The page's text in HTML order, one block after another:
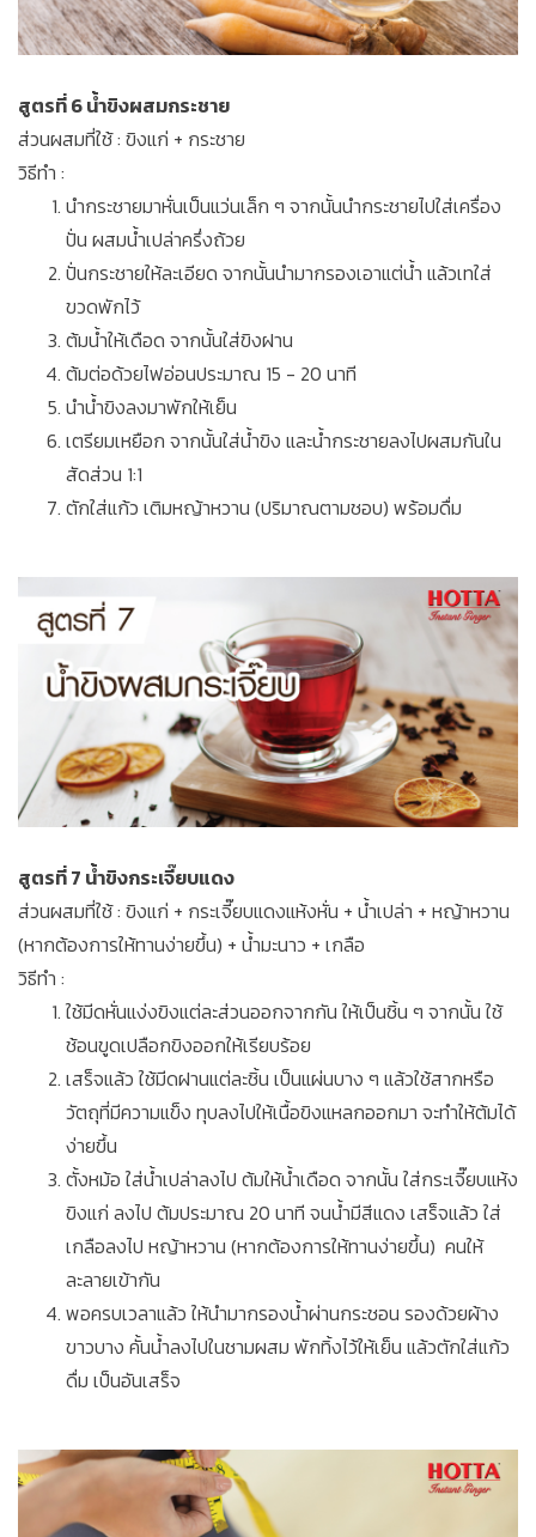
สูตรที่ 6 น้ำขิงผสมกระชาย
ส่วนผสมที่ใช้ : ขิงแก่ + กระชาย
วิธีทำ :
นำกระชายมาหั่นเป็นแว่นเล็ก ๆ จากนั้นนำกระชายไปใส่เครื่อง
ปั่น ผสมน้ำเปล่าครึ่งถ้วย
ปั่นกระชายให้ละเอียด จากนั้นนำมากรองเอาแต่น้ำ แล้วเทใส่
ขวดพักไว้
ต้มน้ำให้เดือด จากนั้นใส่ขิงฝาน
ต้มต่อด้วยไฟอ่อนประมาณ 15 - 20 นาที
นำน้ำขิงลงมาพักให้เย็น
เตรียมเหยือก จากนั้นใส่น้ำขิง และน้ำกระชายลงไปผสมกันใน
สัดส่วน 1:1
ตักใส่แก้ว เติมหญ้าหวาน (ปริมาณตามชอบ) พร้อมดื่ม
สูตรที่ 7 น้ำขิงกระเจี๊ยบแดง
ส่วนผสมที่ใช้ : ขิงแก่ + กระเจี๊ยบแดงแห้งหั่น + น้ำเปล่า + หญ้าหวาน
(หากต้องการให้ทานง่ายขึ้น) + น้ำมะนาว + เกลือ
วิธีทำ :
ใช้มีดหั่นแง่งขิงแต่ละส่วนออกจากกัน ให้เป็นชิ้น ๆ จากนั้น ใช้
ช้อนขูดเปลือกขิงออกให้เรียบร้อย
เสร็จแล้ว ใช้มีดฝานแต่ละชิ้น เป็นแผ่นบาง ๆ แล้วใช้สากหรือ
วัตถุที่มีความแข็ง ทุบลงไปให้เนื้อขิงแหลกออกมา จะทำให้ต้มได้
ง่ายขึ้น
ตั้งหม้อ ใส่น้ำเปล่าลงไป ต้มให้น้ำเดือด จากนั้น ใส่กระเจี๊ยบแห้ง
ขิงแก่ ลงไป ต้มประมาณ 20 นาที จนน้ำมีสีแดง เสร็จแล้ว ใส่
เกลือลงไป หญ้าหวาน (หากต้องการให้ทานง่ายขึ้น) คนให้
ละลายเข้ากัน
พอครบเวลาแล้ว ให้นำมากรองน้ำผ่านกระชอน รองด้วยผ้าง
ขาวบาง คั้นน้ำลงไปในชามผสม พักทิ้งไว้ให้เย็น แล้วตักใส่แก้ว
ดื่ม เป็นอันเสร็จ